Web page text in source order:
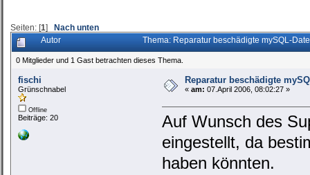
Seiten: [1] Nach unten
Autor Thema: Reparatur beschädigte mySQL-
0 Mitglieder und 1 Gast betrachten dieses Thema.
fischi
Grünschnabel
Offline
Beiträge: 20
Reparatur beschädigte
« am: 07.April 2006, 08:02:27 »
Auf Wunsch des
eingestellt, da
haben könnten.